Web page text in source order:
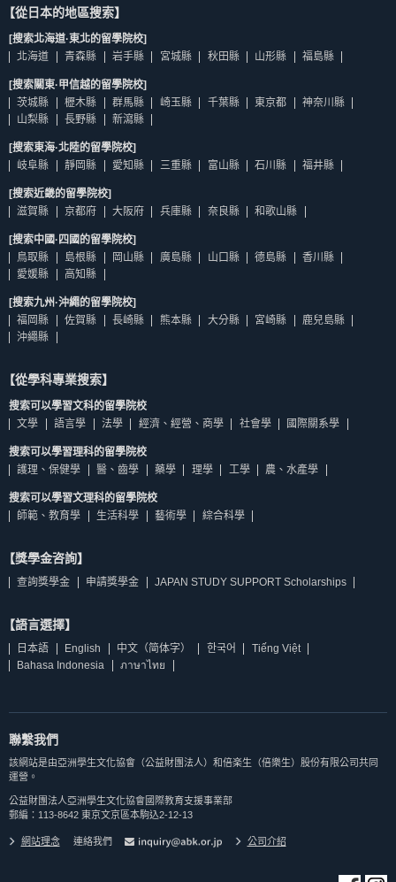
【從日本的地區搜索】
[搜索北海道·東北的留學院校]
北海道
青森縣 岩手縣 宮城縣 秋田縣 山形縣 福島縣
[搜索關東·甲信越的留學院校]
茨城縣
櫪木縣 群馬縣 崎玉縣 千葉縣 東京都
神奈川縣
山梨縣
長野縣 新瀉縣
[搜索東海·北陸的留學院校]
岐阜縣
靜岡縣 愛知縣 三重縣 富山縣 石川縣 福井縣
[搜索近畿的留學院校]
滋賀縣
京都府 大阪府 兵庫縣 奈良縣 和歌山縣
[搜索中國·四國的留學院校]
鳥取縣
島根縣 岡山縣 廣島縣 山口縣 德島縣
香川縣
愛媛縣
高知縣
[搜索九州·沖繩的留學院校]
福岡縣
佐賀縣 長崎縣 熊本縣 大分縣 宮崎縣
鹿兒島縣
沖繩縣
【從學科專業搜索】
搜索可以學習文科的留學院校
文學
語言學 法學 經濟、經營、商學 社會學 國際關系學
搜索可以學習理科的留學院校
護理、保健學
醫、齒學 藥學 理學 工學 農、水產學
搜索可以學習文理科的留學院校
師範、教育學
生活科學 藝術學 綜合科學
【獎學金咨詢】
查詢獎學金 申請獎學金 JAPAN STUDY SUPPORT Scholarships
【語言選擇】
日本語 English 中文（简体字） 한국어
Tiếng Việt
Bahasa Indonesia
ภาษาไทย
聯繫我們
該網站是由亞洲學生文化協會（公益財團法人）和倍楽生（倍樂生）股份有限公司共同
運營。
公益財團法人亞洲學生文化協會國際教育支援事業部
郵編：113-8642 東京文京區本駒込2-12-13
網站理念 連絡我們 公司介紹